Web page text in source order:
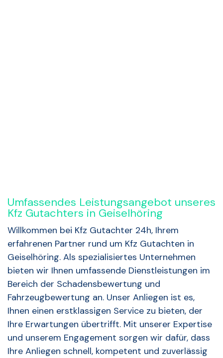
Umfassendes Leistungsangebot unseres
Kfz Gutachters in Geiselhöring
Willkommen bei Kfz Gutachter 24h, Ihrem
erfahrenen Partner rund um Kfz Gutachten in
Geiselhöring. Als spezialisiertes Unternehmen
bieten wir Ihnen umfassende Dienstleistungen im
Bereich der Schadensbewertung und
Fahrzeugbewertung an. Unser Anliegen ist es,
Ihnen einen erstklassigen Service zu bieten, der
Ihre Erwartungen übertrifft. Mit unserer Expertise
und unserem Engagement sorgen wir dafür, dass
Ihre Anliegen schnell, kompetent und zuverlässig